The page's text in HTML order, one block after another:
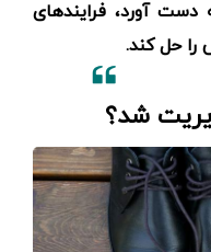
دست آورد، فرایندهای
را حل کند.
شد؟